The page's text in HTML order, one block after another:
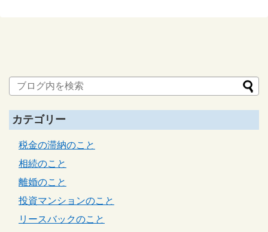
カテゴリー
税金の滞納のこと
相続のこと
離婚のこと
投資マンションのこと
リースバックのこと